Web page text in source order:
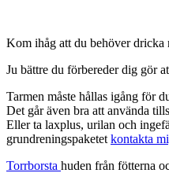
Kom ihåg att du behöver dricka
Ju bättre du förbereder dig gör
Tarmen måste hållas igång för
Det går även bra att använda
Eller ta laxplus, urilan och
grundreningspaketet kontakta
Torrborsta huden från fötterna